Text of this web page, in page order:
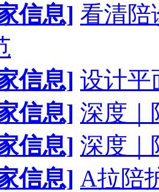
信息] 看清陪
信息] 设计平
信息] 深度｜
信息] 深度｜
信息] A拉陪